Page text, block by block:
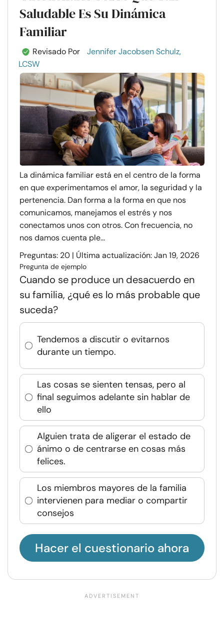
Saludable Es Su Dinámica
Familiar
Revisado Por
Jennifer Jacobsen Schulz,
LCSW
La dinámica familiar está en el centro de la forma
en que experimentamos el amor, la seguridad y la
pertenencia. Dan forma a la forma en que nos
comunicamos, manejamos el estrés y nos
conectamos unos con otros. Con frecuencia, no
nos damos cuenta ple...
Preguntas: 20 | Última actualización: Jan 19, 2026
Pregunta de ejemplo
Cuando se produce un desacuerdo en
su familia, ¿qué es lo más probable que
suceda?
Tendemos a discutir o evitarnos
durante un tiempo.
Las cosas se sienten tensas, pero al
final seguimos adelante sin hablar de
ello
Alguien trata de aligerar el estado de
ánimo o de centrarse en cosas más
felices.
Los miembros mayores de la familia
intervienen para mediar o compartir
consejos
Hacer el cuestionario ahora